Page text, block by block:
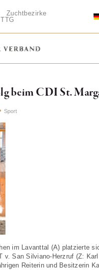
Zuchtbezirke
TTG
beim CDI St.
Sport
im Lavanttal (A) platzierte
v. San Silviano-Herzruf (Z:
Reiterin und Besitzerin